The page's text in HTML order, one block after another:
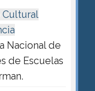
Cultural
Nacional de
de Escuelas